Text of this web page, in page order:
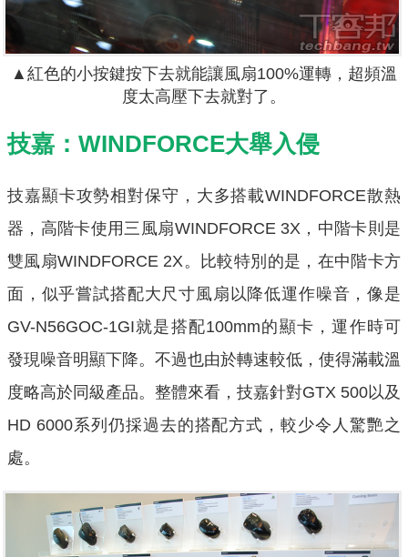
▲紅色的小按鍵按下去就能讓風扇100%運轉，超頻溫
度太高壓下去就對了。
技嘉：WINDFORCE大舉入侵
技嘉顯卡攻勢相對保守，大多搭載WINDFORCE散熱
器，高階卡使用三風扇WINDFORCE 3X，中階卡則是
雙風扇WINDFORCE 2X。比較特別的是，在中階卡方
面，似乎嘗試搭配大尺寸風扇以降低運作噪音，像是
GV-N56GOC-1GI就是搭配100mm的顯卡，運作時可
發現噪音明顯下降。不過也由於轉速較低，使得滿載溫
度略高於同級產品。整體來看，技嘉針對GTX 500以及
HD 6000系列仍採過去的搭配方式，較少令人驚艷之
處。